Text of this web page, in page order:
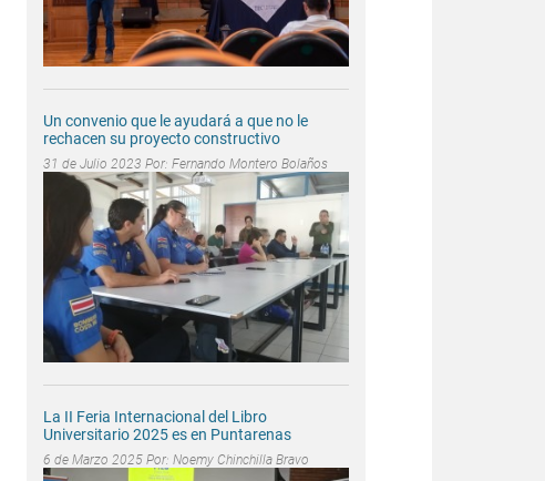
Un convenio que le ayudará a que no le
rechacen su proyecto constructivo
31 de Julio 2023 Por: Fernando Montero Bolaños
La II Feria Internacional del Libro
Universitario 2025 es en Puntarenas
6 de Marzo 2025 Por: Noemy Chinchilla Bravo